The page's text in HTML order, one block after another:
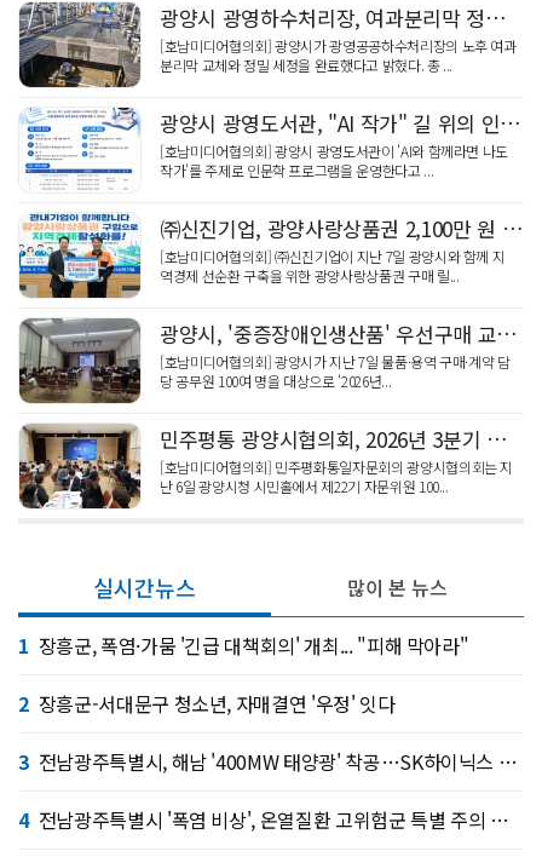
광양시 광영하수처리장, 여과분리막 정밀세정 '신품 80%' 회복
[호남미디어협의회] 광양시가 광영공공하수처리장의 노후 여과
분리막 교체와 정밀 세정을 완료했다고 밝혔다. 총 ...
광양시 광영도서관, "AI 작가" 길 위의 인문학
[호남미디어협의회] 광양시 광영도서관이 'AI와 함께라면 나도
작가'를 주제로 인문학 프로그램을 운영한다고 ...
㈜신진기업, 광양사랑상품권 2,100만 원 '통큰' 구매 릴레이 동참
[호남미디어협의회] ㈜신진기업이 지난 7일 광양시와 함께 지
역경제 선순환 구축을 위한 광양사랑상품권 구매 릴...
광양시, '중증장애인생산품' 우선구매 교육…자립 기반 강화
[호남미디어협의회] 광양시가 지난 7일 물품·용역 구매·계약 담
당 공무원 100여 명을 대상으로 '2026년...
민주평통 광양시협의회, 2026년 3분기 정기회의 '평화 공존' 활발한 논의
[호남미디어협의회] 민주평화통일자문회의 광양시협의회는 지
난 6일 광양시청 시민홀에서 제22기 자문위원 100...
실시간뉴스
1 장흥군, 폭염·가뭄 '긴급 대책회의' 개최... "피해 막아라"
2 장흥군-서대문구 청소년, 자매결연 '우정' 잇다
3 전남광주특별시, 해남 '400MW 태양광' 착공…SK하이닉스 공급
4 전남광주특별시 '폭염 비상', 온열질환 고위험군 특별 주의 당부
많이 본 뉴스